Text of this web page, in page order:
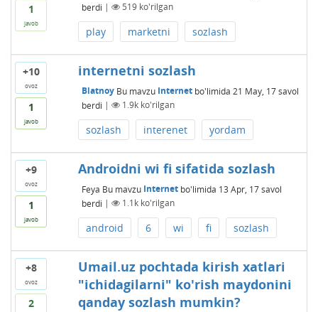
1
javob
berdi | 519ko'rilgan
play marketni sozlash
+10
ovoz
1
javob
internetni sozlash
Blatnoy Bu mavzu Internetbo'limida 21 May, 17 savol
berdi | 1.9kko'rilgan
sozlash interenet yordam
+9
ovoz
1
javob
Androidni wi fi sifatida sozlash
Feya Bu mavzu Internetbo'limida 13 Apr, 17 savol
berdi | 1.1kko'rilgan
android 6 wi fi sozlash
+8
ovoz
2
Umail.uz pochtada kirish xatlari
"ichidagilarni" ko'rish maydonini
qanday sozlash mumkin?